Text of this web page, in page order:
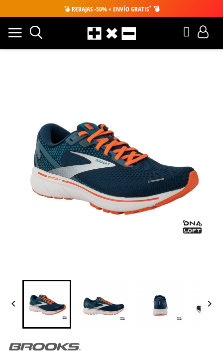
💣 REBAJAS -50% + ENVÍO GRATIS* 💣
 